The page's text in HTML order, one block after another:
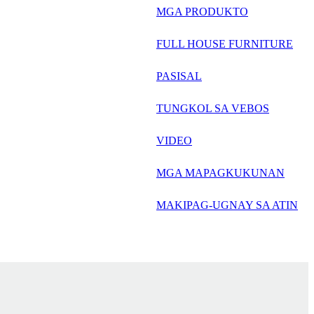
français
العربية
MGA PRODUKTO
FULL HOUSE FURNITURE
PASISAL
TUNGKOL SA VEBOS
VIDEO
MGA MAPAGKUKUNAN
MAKIPAG-UGNAY SA ATIN